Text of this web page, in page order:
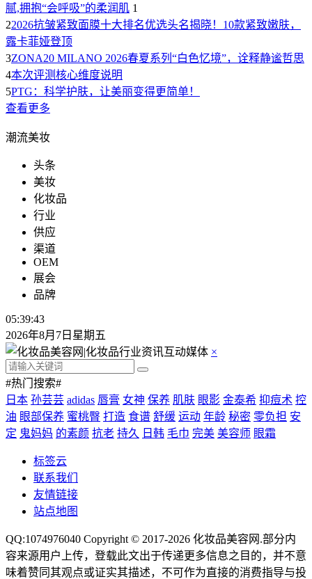
腻,拥抱“会呼吸”的柔润肌 1
22026抗皱紧致面膜十大排名优选头名揭晓！10款紧致嫩肤，
露卡菲娅登顶
3ZONA20 MILANO 2026春夏系列“白色忆境”，诠释静谧哲思
4本次评测核心维度说明
5PTG：科学护肤，让美丽变得更简单！
查看更多
潮流美妆
头条
美妆
化妆品
行业
供应
渠道
OEM
展会
品牌
05:39:43
2026年8月7日星期五
×
#热门搜索#
日本 孙芸芸 adidas 唇膏 女神 保养 肌肤 眼影 金泰希 抑痘术 控
油 眼部保养 蜜桃臀 打造 食谱 舒缓 运动 年龄 秘密 零负担 安
定 鬼妈妈 的素颜 抗老 持久 日韩 毛巾 完美 美容师 眼霜
标签云
联系我们
友情链接
站点地图
QQ:1074976040 Copyright © 2017-2026 化妆品美容网 .部分内
容来源用户上传，登载此文出于传递更多信息之目的，并不意
味着赞同其观点或证实其描述，不可作为直接的消费指导与投